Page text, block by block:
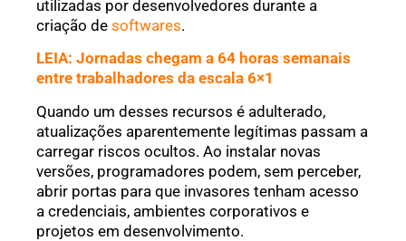
utilizadas por desenvolvedores durante a
criação de softwares.
LEIA: Jornadas chegam a 64 horas semanais
entre trabalhadores da escala 6×1
Quando um desses recursos é adulterado,
atualizações aparentemente legítimas passam a
carregar riscos ocultos. Ao instalar novas
versões, programadores podem, sem perceber,
abrir portas para que invasores tenham acesso
a credenciais, ambientes corporativos e
projetos em desenvolvimento.